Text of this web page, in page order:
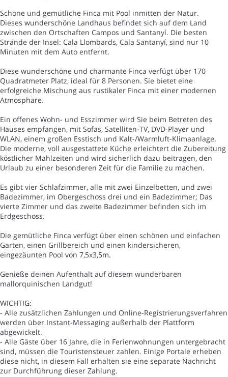
Schöne und gemütliche Finca mit Pool inmitten der Natur.
Dieses wunderschöne Landhaus befindet sich auf dem Land
zwischen den Ortschaften Campos und Santanyí. Die besten
Strände der Insel: Cala Llombards, Cala Santanyí, sind nur 10
Minuten mit dem Auto entfernt.
Diese wunderschöne und charmante Finca verfügt über 170
Quadratmeter Platz, ideal für 8 Personen. Sie bietet eine
erfolgreiche Mischung aus rustikaler Finca mit einer modernen
Atmosphäre.
Ein offenes Wohn- und Esszimmer wird Sie beim Betreten des
Hauses empfangen, mit Sofas, Satelliten-TV, DVD-Player und
WLAN, einem großen Esstisch und Kalt-/Warmluft-Klimaanlage.
Die moderne, voll ausgestattete Küche erleichtert die Zubereitung
köstlicher Mahlzeiten und wird sicherlich dazu beitragen, den
Urlaub zu einer besonderen Zeit für die Familie zu machen.
Es gibt vier Schlafzimmer, alle mit zwei Einzelbetten, und zwei
Badezimmer, im Obergeschoss drei und ein Badezimmer; Das
vierte Zimmer und das zweite Badezimmer befinden sich im
Erdgeschoss.
Die gemütliche Finca verfügt über einen schönen und einfachen
Garten, einen Grillbereich und einen kindersicheren,
eingezäunten Pool von 7,5x3,5m.
Genieße deinen Aufenthalt auf diesem wunderbaren
mallorquinischen Landgut!
WICHTIG:
- Alle zusätzlichen Zahlungen und Online-Registrierungsverfahren
werden über Instant-Messaging außerhalb der Plattform
abgewickelt.
- Alle Gäste über 16 Jahre, die in Ferienwohnungen untergebracht
sind, müssen die Touristensteuer zahlen. Einige Portale erheben
diese nicht, in diesem Fall erhalten sie eine separate Nachricht
zur Durchführung dieser Zahlung.